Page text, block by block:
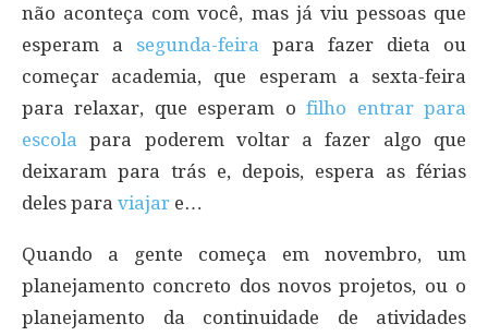
não aconteça com você, mas já viu pessoas que
esperam a segunda-feira para fazer dieta ou
começar academia, que esperam a sexta-feira
para relaxar, que esperam ofilho entrar para
escola para poderem voltar a fazer algo que
deixaram para trás e, depois, espera as férias
deles para viajar e…
Quando a gente começa em novembro, um
planejamento concreto dos novos projetos, ou o
planejamento da continuidade de atividades